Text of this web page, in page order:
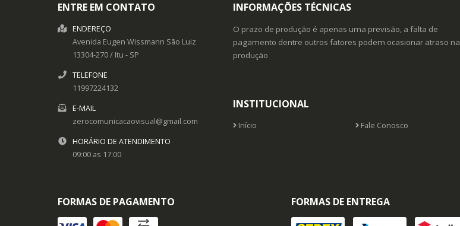
ENTRE EM CONTATO
ENDEREÇO
Avenida Eugen Wissmann São Luiz
13304-270/ Itu - SP
TELEFONE
11997224132
E-MAIL
zerocomunicacaovisual@gmail.com
HORÁRIO DE ATENDIMENTO
09:00 as 17:00
INFORMAÇÕES TÉCNICAS
O prazo de produção é apenas uma previsão, a falta de
pagamento dentre outros fatores podem ocasionar atraso na
produção
INSTITUCIONAL
Início Fale Conosco
FORMAS DE PAGAMENTO FORMAS DE ENTREGA